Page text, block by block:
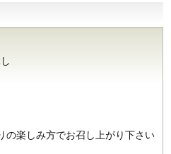
楽しみ方でお召し上がり下さい